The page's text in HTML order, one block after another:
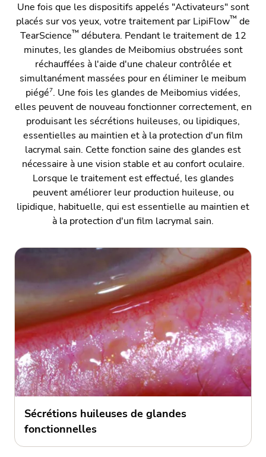
Une fois que les dispositifs appelés "Activateurs" sont
placés sur vos yeux, votre traitement par LipiFlow™ de
TearScience™ débutera. Pendant le traitement de 12
minutes, les glandes de Meibomius obstruées sont
réchauffées à l'aide d'une chaleur contrôlée et
simultanément massées pour en éliminer le meibum
piégé7. Une fois les glandes de Meibomius vidées,
elles peuvent de nouveau fonctionner correctement, en
produisant les sécrétions huileuses, ou lipidiques,
essentielles au maintien et à la protection d'un film
lacrymal sain. Cette fonction saine des glandes est
nécessaire à une vision stable et au confort oculaire.
Lorsque le traitement est effectué, les glandes
peuvent améliorer leur production huileuse, ou
lipidique, habituelle, qui est essentielle au maintien et
à la protection d'un film lacrymal sain.
Sécrétions huileuses de glandes
fonctionnelles